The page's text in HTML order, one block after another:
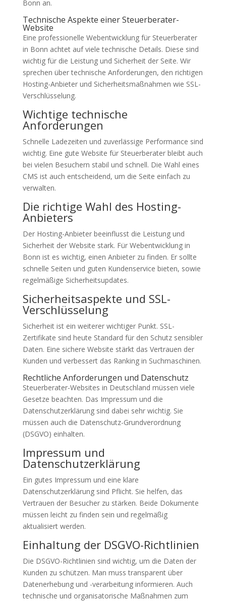
Bonn an.
Technische Aspekte einer Steuerberater-
Website
Eine professionelle Webentwicklung für Steuerberater
in Bonn achtet auf viele technische Details. Diese sind
wichtig für die Leistung und Sicherheit der Seite. Wir
sprechen über technische Anforderungen, den richtigen
Hosting-Anbieter und Sicherheitsmaßnahmen wie SSL-
Verschlüsselung.
Wichtige technische
Anforderungen
Schnelle Ladezeiten und zuverlässige Performance sind
wichtig. Eine gute Website für Steuerberater bleibt auch
bei vielen Besuchern stabil und schnell. Die Wahl eines
CMS ist auch entscheidend, um die Seite einfach zu
verwalten.
Die richtige Wahl des Hosting-
Anbieters
Der Hosting-Anbieter beeinflusst die Leistung und
Sicherheit der Website stark. Für Webentwicklung in
Bonn ist es wichtig, einen Anbieter zu finden. Er sollte
schnelle Seiten und guten Kundenservice bieten, sowie
regelmäßige Sicherheitsupdates.
Sicherheitsaspekte und SSL-
Verschlüsselung
Sicherheit ist ein weiterer wichtiger Punkt. SSL-
Zertifikate sind heute Standard für den Schutz sensibler
Daten. Eine sichere Website stärkt das Vertrauen der
Kunden und verbessert das Ranking in Suchmaschinen.
Rechtliche Anforderungen und Datenschutz
Steuerberater-Websites in Deutschland müssen viele
Gesetze beachten. Das Impressum und die
Datenschutzerklärung sind dabei sehr wichtig. Sie
müssen auch die Datenschutz-Grundverordnung
(DSGVO) einhalten.
Impressum und
Datenschutzerklärung
Ein gutes Impressum und eine klare
Datenschutzerklärung sind Pflicht. Sie helfen, das
Vertrauen der Besucher zu stärken. Beide Dokumente
müssen leicht zu finden sein und regelmäßig
aktualisiert werden.
Einhaltung der DSGVO-Richtlinien
Die DSGVO-Richtlinien sind wichtig, um die Daten der
Kunden zu schützen. Man muss transparent über
Datenerhebung und -verarbeitung informieren. Auch
technische und organisatorische Maßnahmen zum